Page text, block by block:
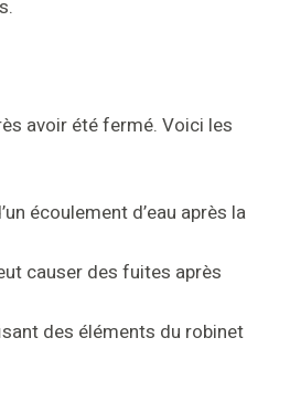
avoir été fermé. Voici les
écoulement d’eau après la
causer des fuites après
des éléments du robinet